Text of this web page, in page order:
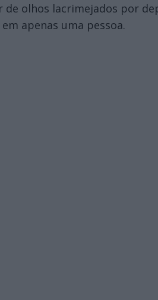
olhos lacrimejados por
apenas uma pessoa.